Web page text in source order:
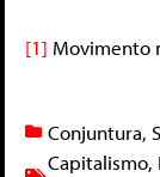
[1] Movimento
Conjuntura,
Capitalismo,